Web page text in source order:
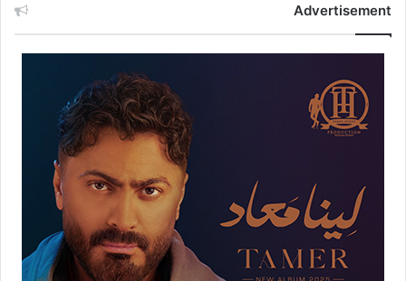
Advertisement